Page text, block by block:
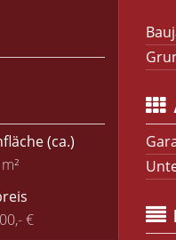
(ca.)
€